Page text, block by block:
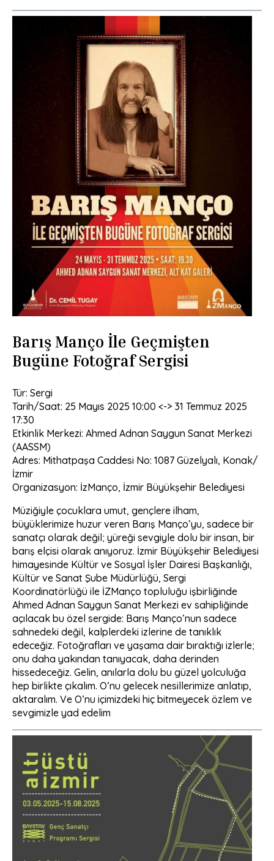
Barış Manço İle Geçmişten
Bugüne Fotoğraf Sergisi
Tür: Sergi
Tarih/Saat: 25 Mayıs 2025 10:00 <-> 31 Temmuz 2025
17:30
Etkinlik Merkezi: Ahmed Adnan Saygun Sanat Merkezi
(AASSM)
Adres: Mithatpaşa Caddesi No: 1087 Güzelyalı, Konak/
İzmir
Organizasyon: İzManço, İzmir Büyükşehir Belediyesi
Müziğiyle çocuklara umut, gençlere ilham,
büyüklerimize huzur veren Barış Manço’yu, sadece bir
sanatçı olarak değil; yüreği sevgiyle dolu bir insan, bir
barış elçisi olarak anıyoruz. İzmir Büyükşehir Belediyesi
himayesinde Kültür ve Sosyal İşler Dairesi Başkanlığı,
Kültür ve Sanat Şube Müdürlüğü, Sergi
Koordinatörlüğü ile İZManço topluluğu işbirliğinde
Ahmed Adnan Saygun Sanat Merkezi ev sahipliğinde
açılacak bu özel sergide: Barış Manço’nun sadece
sahnedeki değil, kalplerdeki izlerine de tanıklık
edeceğiz. Fotoğrafları ve yaşama dair bıraktığı izlerle;
onu daha yakından tanıyacak, daha derinden
hissedeceğiz. Gelin, anılarla dolu bu güzel yolculuğa
hep birlikte çıkalım. O’nu gelecek nesillerimize anlatıp,
aktaralım. Ve O’nu içimizdeki hiç bitmeyecek özlem ve
sevgimizle yad edelim